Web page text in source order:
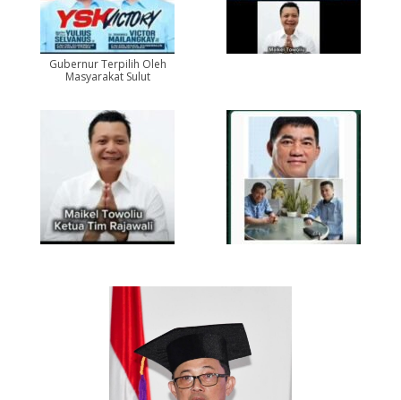
Gubernur Terpilih Oleh
Masyarakat Sulut